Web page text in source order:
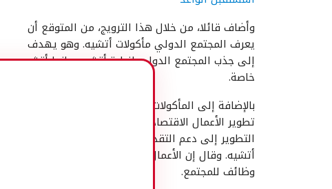
وأضاف قائلا، من خلال هذا الترويج، من المتوقع أن
يعرف المجتمع الدولي مأكولات أتشيه. وهو يهدف
إلى جذب المجتمع الدولي لزيارة أتشيه وباندا أتشيه
خاصة.
بالإضافة إلى المأكولات، فإن رئيس البلدية يركز على
تطوير الأعمال الاقتصادية الإبداعية. ويهدف هذا
التطوير إلى دعم التقدم في قطاع السياحة في باندا
أتشيه. وقال إن الأعمال الاقتصادية تقدر على فتح
وظائف للمجتمع.